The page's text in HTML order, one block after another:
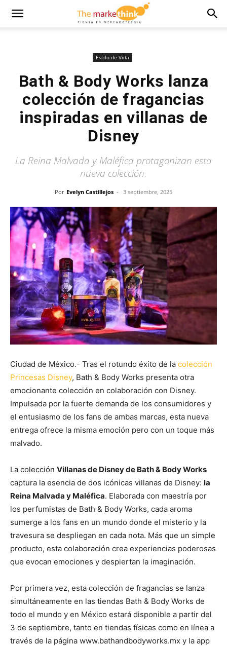
Estilo de Vida
Bath & Body Works lanza
colección de fragancias
inspiradas en villanas de
Disney
La Reina Malvada y Maléfica protagonizan esta
nueva colección.
Por Evelyn Castillejos - 3 septiembre, 2025
Ciudad de México.- Tras el rotundo éxito de la colección
Princesas Disney, Bath & Body Works presenta otra
emocionante colección en colaboración con Disney.
Impulsada por la fuerte demanda de los consumidores y
el entusiasmo de los fans de ambas marcas, esta nueva
entrega ofrece la misma emoción pero con un toque más
malvado.
La colección Villanas de Disney de Bath & Body Works
captura la esencia de dos icónicas villanas de Disney: la
Reina Malvada y Maléfica. Elaborada con maestría por
los perfumistas de Bath & Body Works, cada aroma
sumerge a los fans en un mundo donde el misterio y la
travesura se despliegan en cada nota. Más que un simple
producto, esta colaboración crea experiencias poderosas
que evocan emociones y despiertan la imaginación.
Por primera vez, esta colección de fragancias se lanza
simultáneamente en las tiendas Bath & Body Works de
todo el mundo y en México estará disponible a partir del
3 de septiembre, tanto en tiendas físicas como en línea a
través de la página www.bathandbodyworks.mx y la app